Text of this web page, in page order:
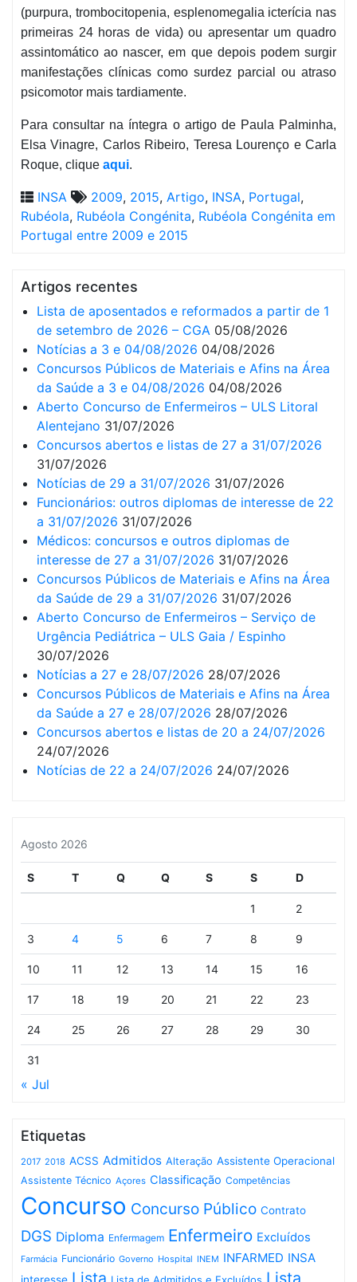
(purpura, trombocitopenia, esplenomegalia icterícia nas
primeiras 24 horas de vida) ou apresentar um quadro
assintomático ao nascer, em que depois podem surgir
manifestações clínicas como surdez parcial ou atraso
psicomotor mais tardiamente.
Para consultar na íntegra o artigo de Paula Palminha,
Elsa Vinagre, Carlos Ribeiro, Teresa Lourenço e Carla
Roque, clique aqui.
INSA 2009, 2015, Artigo, INSA, Portugal,
Rubéola, Rubéola Congénita, Rubéola Congénita em
Portugal entre 2009 e 2015
Artigos recentes
Lista de aposentados e reformados a partir de 1
de setembro de 2026 – CGA 05/08/2026
Notícias a 3 e 04/08/2026 04/08/2026
Concursos Públicos de Materiais e Afins na Área
da Saúde a 3 e 04/08/2026 04/08/2026
Aberto Concurso de Enfermeiros – ULS Litoral
Alentejano 31/07/2026
Concursos abertos e listas de 27 a 31/07/2026
31/07/2026
Notícias de 29 a 31/07/2026 31/07/2026
Funcionários: outros diplomas de interesse de 22
a 31/07/2026 31/07/2026
Médicos: concursos e outros diplomas de
interesse de 27 a 31/07/2026 31/07/2026
Concursos Públicos de Materiais e Afins na Área
da Saúde de 29 a 31/07/2026 31/07/2026
Aberto Concurso de Enfermeiros – Serviço de
Urgência Pediátrica – ULS Gaia / Espinho
30/07/2026
Notícias a 27 e 28/07/2026 28/07/2026
Concursos Públicos de Materiais e Afins na Área
da Saúde a 27 e 28/07/2026 28/07/2026
Concursos abertos e listas de 20 a 24/07/2026
24/07/2026
Notícias de 22 a 24/07/2026 24/07/2026
Agosto 2026
S T Q Q S S D
1 2
3 4 5 6 7 8 9
10 11 12 13 14 15 16
17 18 19 20 21 22 23
24 25 26 27 28 29 30
31
« Jul
Etiquetas
2017 2018 ACSS Admitidos Alteração Assistente Operacional
Assistente Técnico Açores Classificação Competências
Concurso Concurso Público Contrato
DGS Diploma Enfermagem Enfermeiro Excluídos
Farmácia Funcionário Governo Hospital INEM INFARMED INSA
Lista Lista